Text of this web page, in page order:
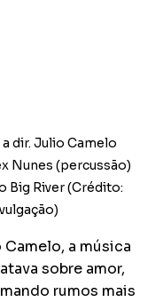
a dir. Julio Camelo
Nunes (percussão)
Big River (Crédito:
a música
sobre amor,
rumos mais